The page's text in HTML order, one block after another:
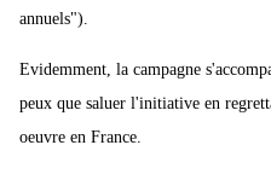
annuels").
Evidemment, la campagne
peux que saluer l'initiative en
oeuvre en France.